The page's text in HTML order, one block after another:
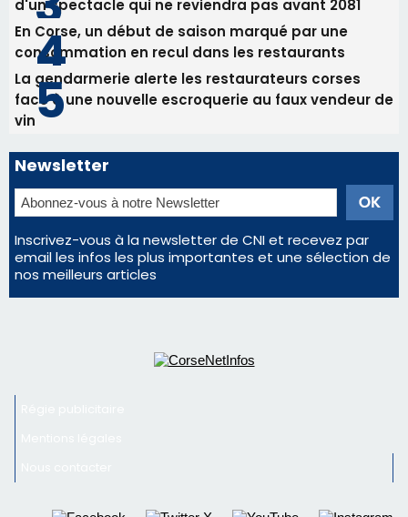
Inscrivez-vous à la newsletter de CNI et recevez par
email les infos les plus importantes et une sélection de
nos meilleurs articles
Régie publicitaire
Nous contacter
© 2026 corsenetinfos